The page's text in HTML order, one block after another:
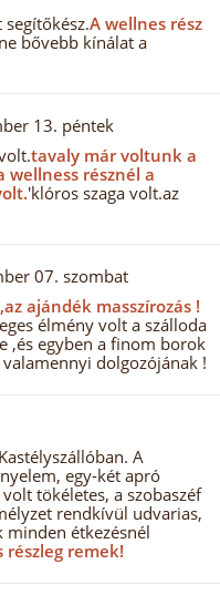
A wellnes rész
bővebb kínálat a
13. péntek
tavaly már voltunk a
wellness résznél a
'klóros szaga volt.az
07. szombat
ajándék masszírozás !
élmény volt a szálloda
,és egyben a finom borok
dolgozójának !
A
egy-két apró
tökéletes, a szobaszéf
rendkívül udvarias,
minden étkezésnél
részleg remek!